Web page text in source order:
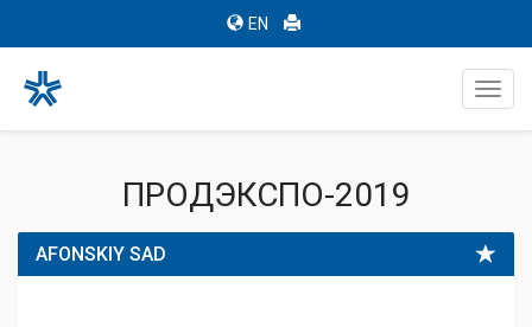
EN
ПРОДЭКСПО-2019
AFONSKIY SAD